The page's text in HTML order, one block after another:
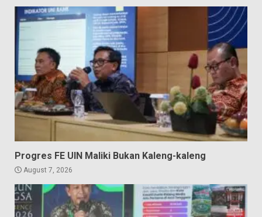
Progres FE UIN Maliki Bukan Kaleng-kaleng
August 7, 2026